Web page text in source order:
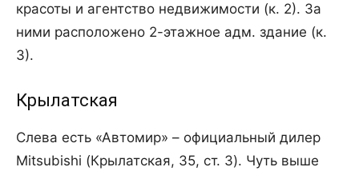
красоты и агентство недвижимости (к. 2). За
ними расположено 2-этажное адм. здание (к.
3).
Крылатская
Слева есть «Автомир» – официальный дилер
Mitsubishi (Крылатская, 35, ст. 3). Чуть выше